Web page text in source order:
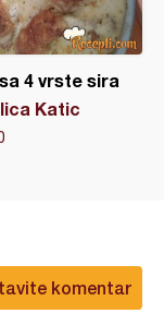
4 vrste sira
Katic
komentar